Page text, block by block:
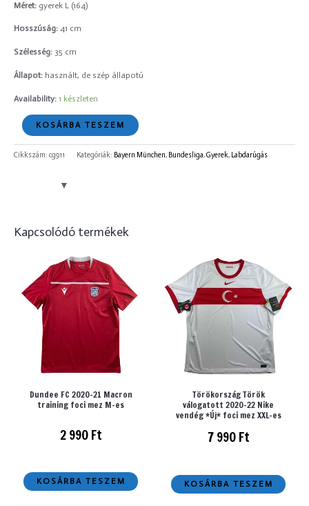
Méret: gyerek L (164)
Hosszúság: 41 cm
Szélesség: 35 cm
Állapot: használt, de szép állapotú
Availability: 1 készleten
KOSÁRBA TESZEM
Cikkszám: cg911 Kategóriák: Bayern München, Bundesliga,Gyerek, Labdarúgás
Kapcsolódó termékek
Dundee FC 2020-21 Macron
training foci mez M-es
2 990Ft
KOSÁRBA TESZEM
Törökország Török
válogatott 2020-22 Nike
vendég *Új* foci mez XXL-es
7 990Ft
KOSÁRBA TESZEM